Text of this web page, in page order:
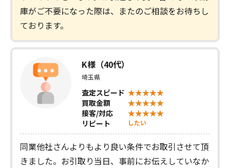
庫がご不要になった際は、またのご相談をお待ちし
ております。
K様（40代）
埼玉県
査定スピード
買取金額
接客/対応
リピート
したい
同業他社さんよりもより良い条件でお取引させて頂
きました。お引取り当日、事前にお伝えしていなか